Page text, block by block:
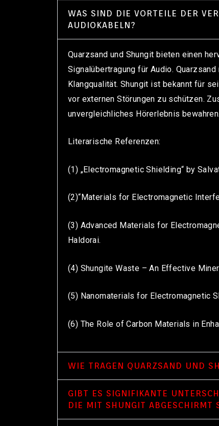
WAS SIND DIE VORTEILE DER
AUDIOKABELN?
Quarzsand und Shungit bieten einen
Signalübertragung für Audio.
Klangqualität. Shungit ist bekannt für
vor externen Störungen zu schützen.
unvergleichliches Hörerlebnis bewahren.
Literarische Referenzen:
(1) „Electromagnetic Shielding“ by
(2)“Materials for Electromagnetic
(3) Advanced Materials for
Haldorai.
(4) Shungite Waste – An Effective
(5) Nanomaterials for Electromagnetic
(6) The Role of Carbon Materials in
WIE TRAGEN QUARZSAND UND
GIBT ES SIGNIFIKANTE
DIE MIT SHUNGIT ABGESCHIRMT